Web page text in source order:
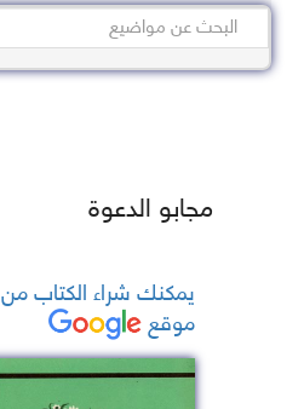
مجابو الدعوة
يمكنك شراء الكتاب من
موقع